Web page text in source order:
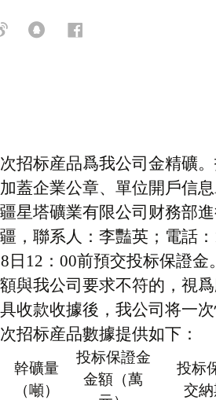
招标産品爲我公司 金精礦
蓋企業公章、 單位開戶信息
星塔礦業有限公司 财務部
，聯系人：李豔英；電話：
日 12 ： 00前預交投标保證金
與我公司要求不符的，視
收款收據後，我公司将一
招标産品數據提供如下：
幹礦量
（噸）
投标保證金
金額 （萬
投标
交